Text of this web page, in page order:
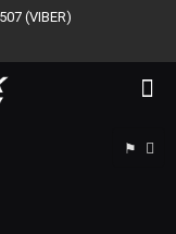
(VIBER)
⚑